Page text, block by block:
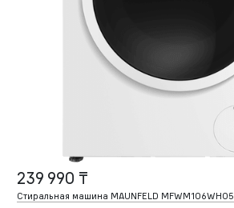
239 990 ₸
Стиральная машина MAUNFELD MFWM106WH05